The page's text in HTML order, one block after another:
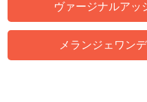
ヴァージナルア
メランジェワン